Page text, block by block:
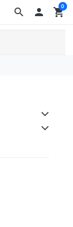
search  shopping_cart
0